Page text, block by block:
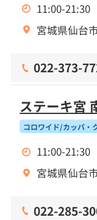
11:00-21:30
宮城県仙台
022-373-
ステーキ宮
コロワイド/カッパ・
11:00-21:30
宮城県仙台
022-285-